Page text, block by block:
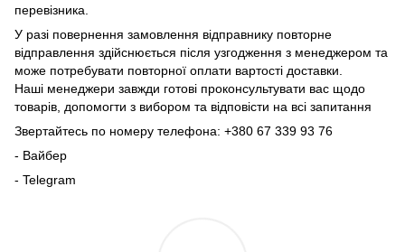
перевізника.
У разі повернення замовлення відправнику повторне
відправлення здійснюється після узгодження з менеджером та
може потребувати повторної оплати вартості доставки.
Наші менеджери завжди готові проконсультувати вас щодо
товарів, допомогти з вибором та відповісти на всі запитання
Звертайтесь по номеру телефона: +380 67 339 93 76
- Вайбер
- Telegram